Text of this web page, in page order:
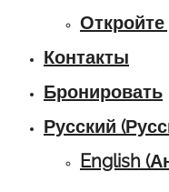
Контакты
Бронировать
Русский (
English (